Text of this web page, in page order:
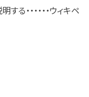
・・・・・・ウィキペ